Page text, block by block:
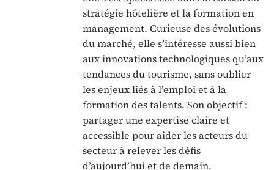
stratégie hôtelière et la formation en
management. Curieuse des évolutions
du marché, elle s’intéresse aussi bien
aux innovations technologiques qu’aux
tendances du tourisme, sans oublier
les enjeux liés à l’emploi et à la
formation des talents. Son objectif :
partager une expertise claire et
accessible pour aider les acteurs du
secteur à relever les défis
d’aujourd’hui et de demain.